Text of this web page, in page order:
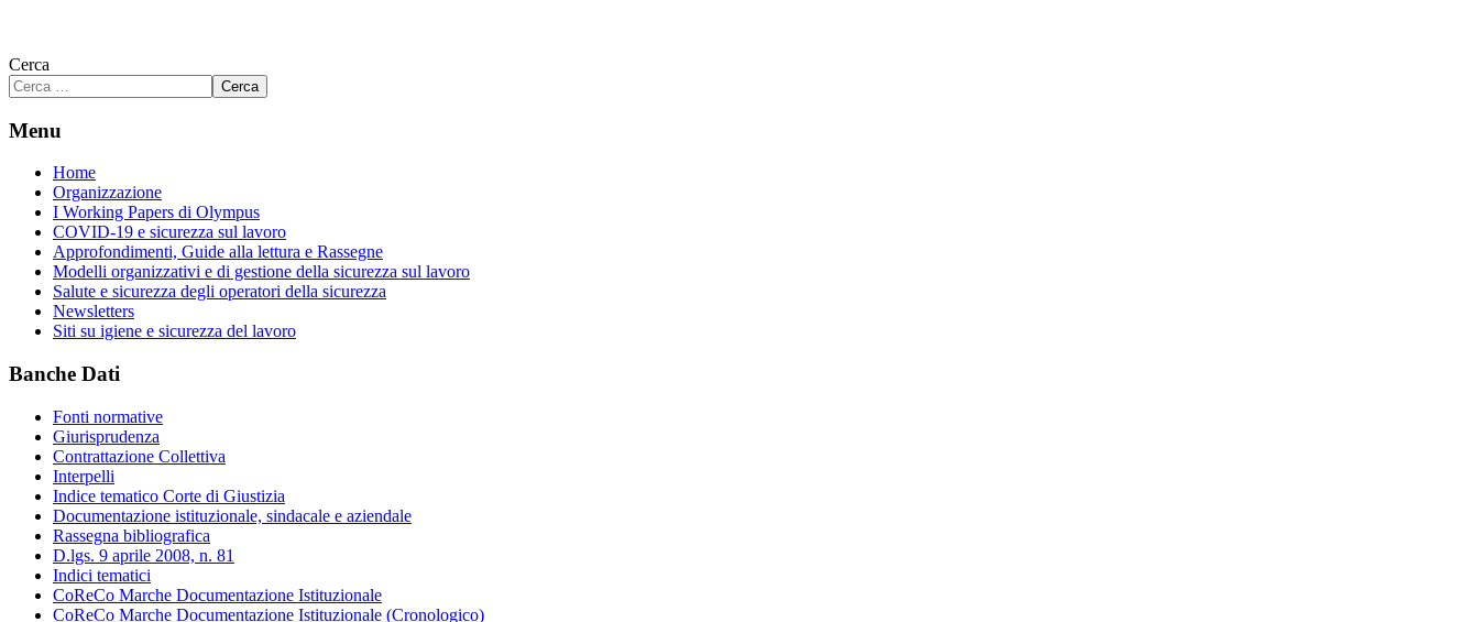
Cerca
Cerca
Menu
Home
Organizzazione
I Working Papers di Olympus
COVID-19 e sicurezza sul lavoro
Approfondimenti, Guide alla lettura e Rassegne
Modelli organizzativi e di gestione della sicurezza sul lavoro
Salute e sicurezza degli operatori della sicurezza
Newsletters
Siti su igiene e sicurezza del lavoro
Banche Dati
Fonti normative
Giurisprudenza
Contrattazione Collettiva
Interpelli
Indice tematico Corte di Giustizia
Documentazione istituzionale, sindacale e aziendale
Rassegna bibliografica
D.lgs. 9 aprile 2008, n. 81
Indici tematici
CoReCo Marche Documentazione Istituzionale
CoReCo Marche Documentazione Istituzionale (Cronologico)